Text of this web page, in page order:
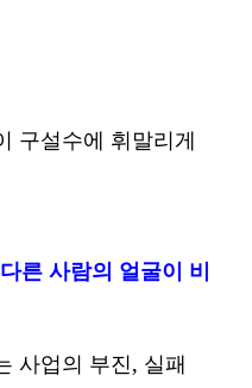
구설수에 휘말리게
른 사람의 얼굴이 비
사업의 부진, 실패